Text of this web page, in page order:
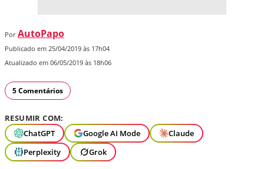
Por AutoPapo
Publicado em 25/04/2019 às 17h04
Atualizado em 06/05/2019 às 18h06
5 Comentários
RESUMIR COM:
ChatGPT
Google AI Mode
Claude
Perplexity
Grok